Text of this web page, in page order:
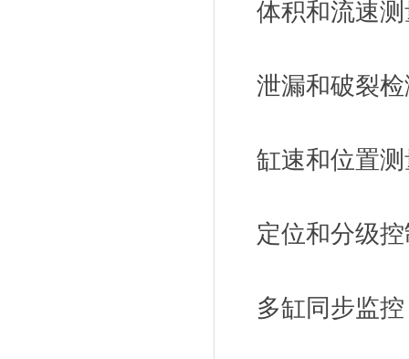
体积和流速
泄漏和破裂
缸速和位置
定位和分级
多缸同步监控